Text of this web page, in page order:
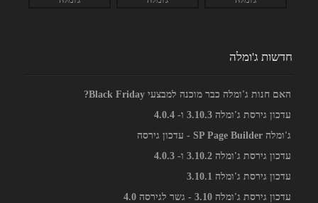
חדשות ג'ומלה
האם חנות ג'ומלה כבר מוכנה למבצעי Black Friday?
עדכון גירסת ג'ומלה 3.10.3 ו- 4.0.4
ג'ומלה SP Page Builder - עדכון גירסה
עדכון גירסת ג'ומלה 3.10.2 ו- 4.0.3
עדכון גירסת ג'ומלה 3.10.1
עדכון גירסת ג'ומלה 3.10 - גשר לגירסה 4.0